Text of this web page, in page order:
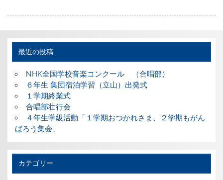
最近の投稿
NHK全国学校音楽コンクール （合唱部）
６年生 集団宿泊学習（立山）出発式
１学期終業式
合唱部壮行会
４年生学級活動「１学期おつかれさま、２学期もがん
ばろう集会」
カテゴリー